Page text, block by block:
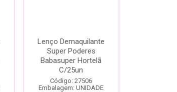
Lenço Demaquilante
Super Poderes
Babasuper Hortelã
C/25un
Código: 27506
Embalagem: UNIDADE